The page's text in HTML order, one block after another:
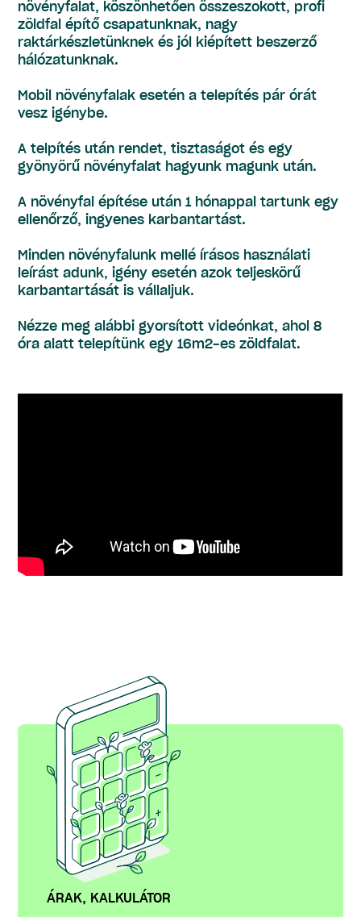
növényfalat, köszönhetően összeszokott, profi
zöldfal építő csapatunknak, nagy
raktárkészletünknek és jól kiépített beszerző
hálózatunknak.
Mobil növényfalak esetén a telepítés pár órát
vesz igénybe.
A telpítés után rendet, tisztaságot és egy
gyönyörű növényfalat hagyunk magunk után.
A növényfal építése után 1 hónappal tartunk egy
ellenőrző, ingyenes karbantartást.
Minden növényfalunk mellé írásos használati
leírást adunk, igény esetén azok teljeskörű
karbantartását is vállaljuk.
Nézze meg alábbi gyorsított videónkat, ahol 8
óra alatt telepítünk egy 16m2-es zöldfalat.
ÁRAK, KALKULÁTOR